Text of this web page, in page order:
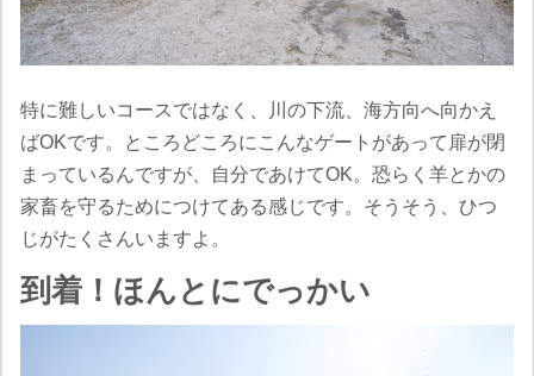
特に難しいコースではなく、川の下流、海方向へ向かえ
ばOKです。ところどころにこんなゲートがあって扉が閉
まっているんですが、自分であけてOK。恐らく羊とかの
家畜を守るためにつけてある感じです。そうそう、ひつ
じがたくさんいますよ。
到着！ほんとにでっかい